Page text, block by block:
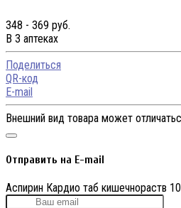
348 - 369 руб.
В 3 аптеках
Поделиться
QR-код
E-mail
Внешний вид товара может
Отправить на E-mail
Аспирин Кардио таб кишечнораств